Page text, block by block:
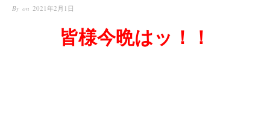
By on 2021年2月1日
皆様今晩はッ！！